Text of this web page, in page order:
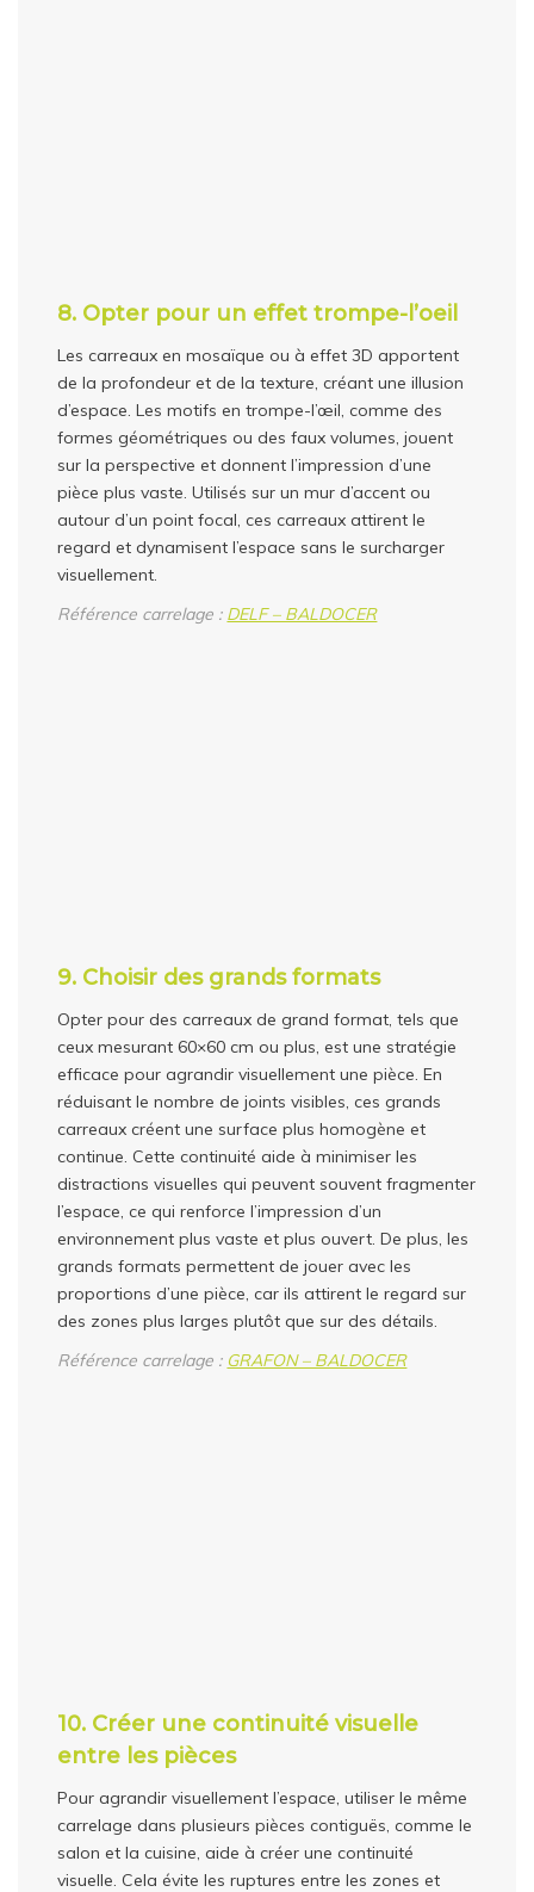
8. Opter pour un effet trompe-l’oeil
Les carreaux en mosaïque ou à effet 3D apportent
de la profondeur et de la texture, créant une illusion
d’espace. Les motifs en trompe-l’œil, comme des
formes géométriques ou des faux volumes, jouent
sur la perspective et donnent l’impression d’une
pièce plus vaste. Utilisés sur un mur d’accent ou
autour d’un point focal, ces carreaux attirent le
regard et dynamisent l’espace sans le surcharger
visuellement.
Référence carrelage : DELF – BALDOCER
9. Choisir des grands formats
Opter pour des carreaux de grand format, tels que
ceux mesurant 60×60 cm ou plus, est une stratégie
efficace pour agrandir visuellement une pièce. En
réduisant le nombre de joints visibles, ces grands
carreaux créent une surface plus homogène et
continue. Cette continuité aide à minimiser les
distractions visuelles qui peuvent souvent fragmenter
l’espace, ce qui renforce l’impression d’un
environnement plus vaste et plus ouvert. De plus, les
grands formats permettent de jouer avec les
proportions d’une pièce, car ils attirent le regard sur
des zones plus larges plutôt que sur des détails.
Référence carrelage : GRAFON – BALDOCER
10. Créer une continuité visuelle
entre les pièces
Pour agrandir visuellement l’espace, utiliser le même
carrelage dans plusieurs pièces contiguës, comme le
salon et la cuisine, aide à créer une continuité
visuelle. Cela évite les ruptures entre les zones et